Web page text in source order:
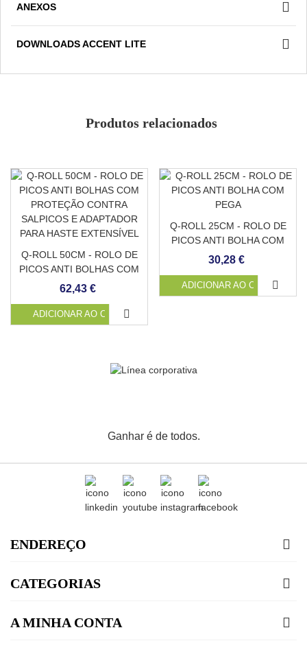
acabamento liso, permitirá um uso e manutenção mais
Antiderrapante
Apto para obra nova e reabilitação
cimentícios ou cerâmicas
Fino e flexível
ANEXOS
DOWNLOADS ACCENT LITE
Produtos relacionados
Q-ROLL 50CM - ROLO DE
PICOS ANTI BOLHAS COM
PROTEÇÃO CONTRA
PARA HASTE EXTENSÍVEL
62,43 €
ADICIONAR AO CARRINHO
Q-ROLL 25CM - ROLO DE
PICOS ANTI BOLHA COM
PEGA
30,28 €
ADICIONAR AO CARRINHO
Ganhar é de todos.
ENDEREÇO
CATEGORIAS
A MINHA CONTA